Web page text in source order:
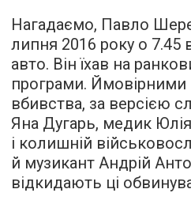
Нагадаємо, Павло
липня 2016 року о 7.45
авто. Він їхав на
програми.
вбивства, за версією
Яна Дугарь, медик
і колишній
й музикант Андрій
відкидають ці